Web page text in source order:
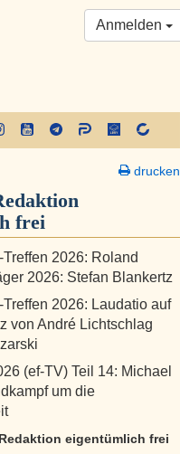
Anmelden
drucken
frei
2026: Roland
2026: Stefan Blankertz
2026: Laudatio auf
von André Lichtschlag
(ef-TV) Teil 14: Michael
um die
eigentümlich frei